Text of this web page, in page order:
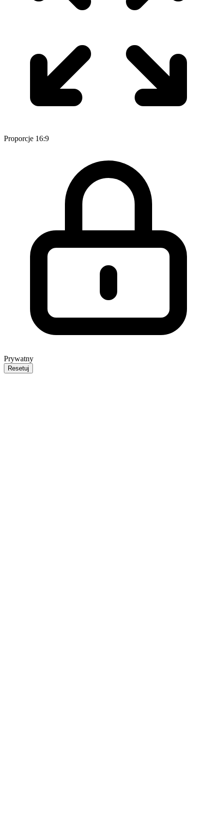
Proporcje 16:9
Prywatny
Resetuj